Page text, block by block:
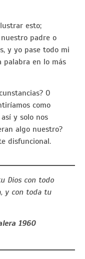
esto;
padre o
y yo pase todo mi
palabra en lo más
O
como
y solo nos
algo nuestro?
disfuncional.
Dios con todo
y con toda tu
1960